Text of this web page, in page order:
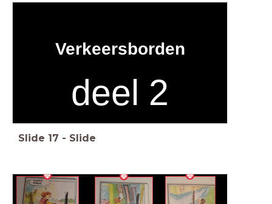
Verkeersborden
deel 2
Slide 17 - Slide